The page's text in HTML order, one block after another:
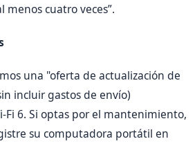
menos cuatro veces”.
una "oferta de actualización de
incluir gastos de envío)
Fi 6. Si optas por el mantenimiento,
su computadora portátil en